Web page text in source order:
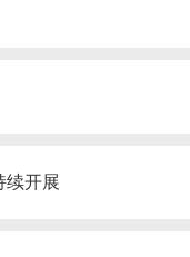
续开展